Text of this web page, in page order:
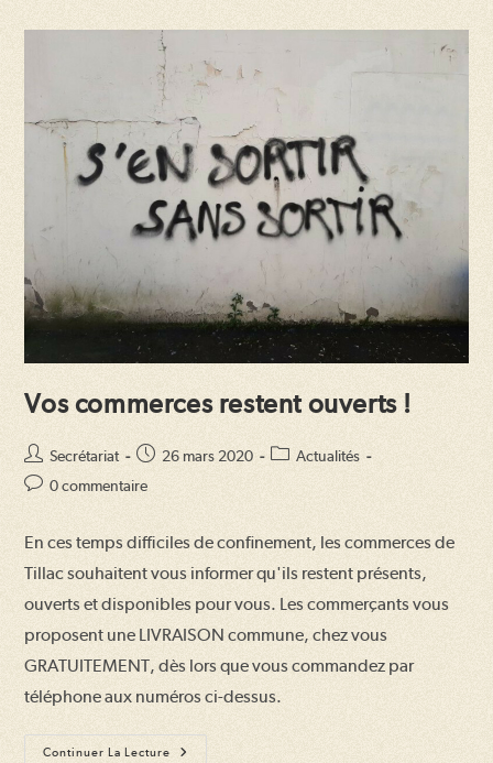
Vos commerces restent ouverts !
Auteur/autrice
de
Secrétariat
Publication
26 mars 2020
PostActualités
Commentaires
publication :
0 commentaire
En ces temps difficiles de confinement, les commerces de
Tillac souhaitent vous informer qu'ils restent présents,
ouverts et disponibles pour vous. Les commerçants vous
proposent une LIVRAISON commune, chez vous
GRATUITEMENT, dès lors que vous commandez par
téléphone aux numéros ci-dessus.
Continuer La Lecture
Vos